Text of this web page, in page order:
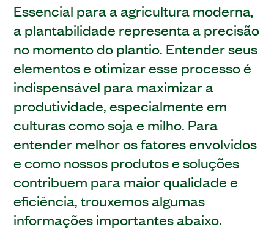
Essencial para a agricultura moderna,
a plantabilidade representa a precisão
no momento do plantio. Entender seus
elementos e otimizar esse processo é
indispensável para maximizar a
produtividade, especialmente em
culturas como soja e milho. Para
entender melhor os fatores envolvidos
e como nossos produtos e soluções
contribuem para maior qualidade e
eficiência, trouxemos algumas
informações importantes abaixo.